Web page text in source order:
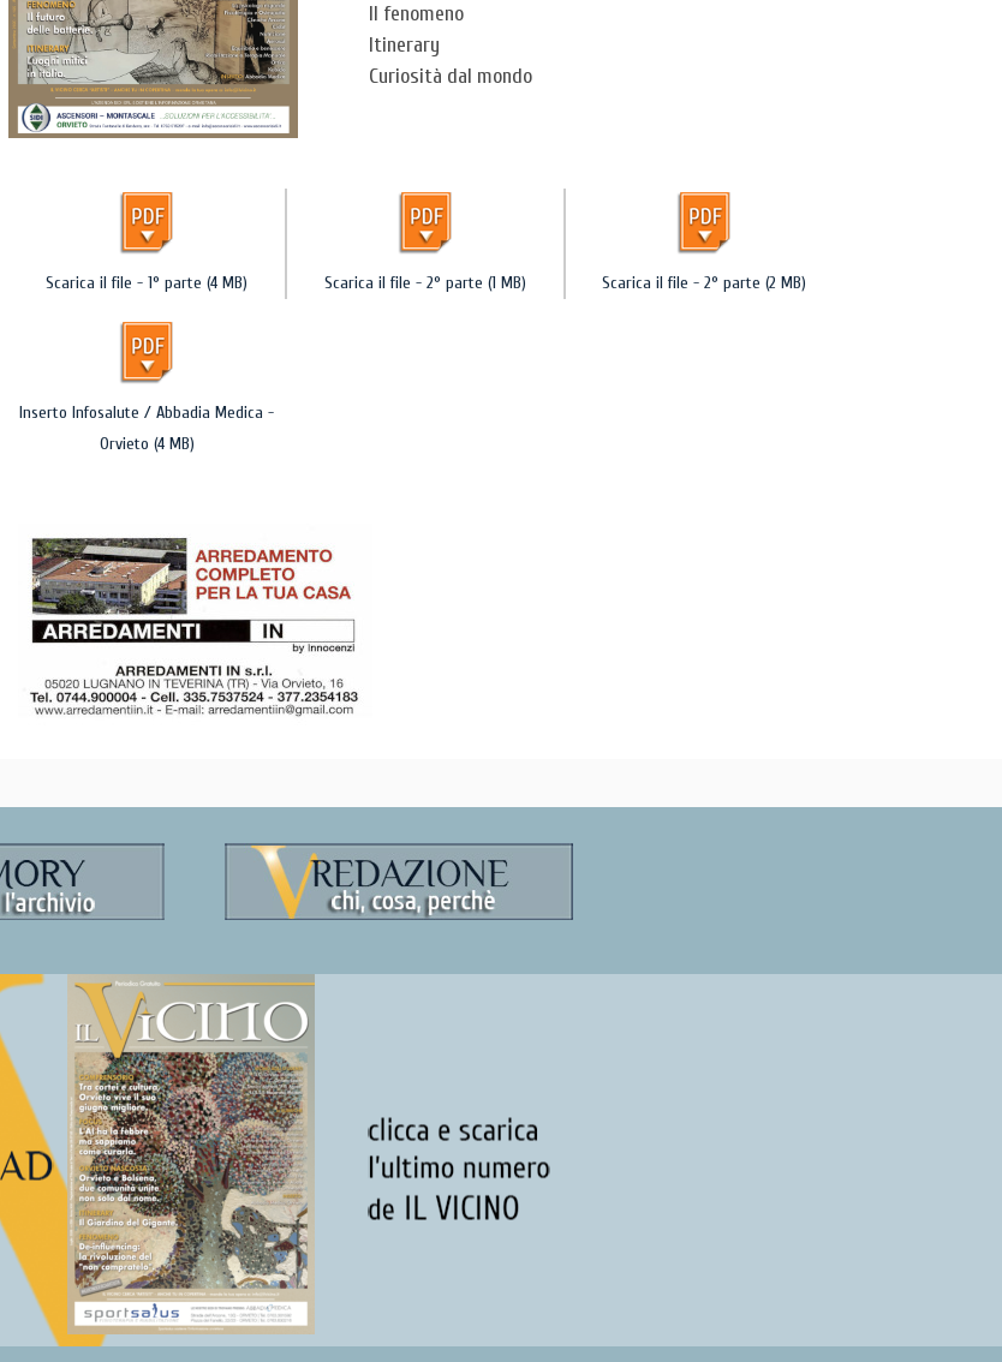
Il fenomeno
Itinerary
Curiosità dal mondo
Scarica il file - 1° parte (4 MB) Scarica il file - 2° parte (1 MB) Scarica il file - 2° parte (2 MB)
Inserto Infosalute / Abbadia Medica -
Orvieto (4 MB)